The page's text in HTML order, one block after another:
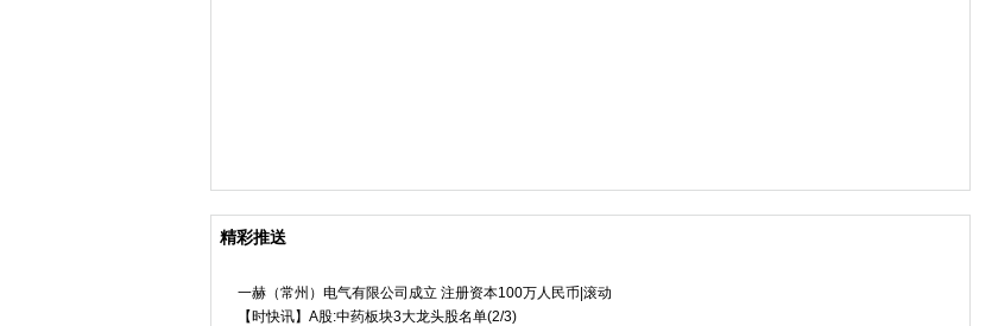
精彩推送
一赫（常州）电气有限公司成立 注册资本100万人民币|滚动
【时快讯】A股:中药板块3大龙头股名单(2/3)